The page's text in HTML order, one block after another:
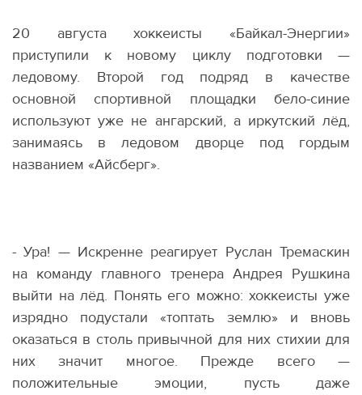
20 августа хоккеисты «Байкал-Энергии»
приступили к новому циклу подготовки —
ледовому. Второй год подряд в качестве
основной спортивной площадки бело-синие
используют уже не ангарский, а иркутский лёд,
занимаясь в ледовом дворце под гордым
названием «Айсберг».
- Ура! — Искренне реагирует Руслан Тремаскин
на команду главного тренера Андрея Рушкина
выйти на лёд. Понять его можно: хоккеисты уже
изрядно подустали
«топтать землю» и вновь
оказаться в столь привычной для них стихии для
них значит многое. Прежде всего —
положительные эмоции, пусть даже